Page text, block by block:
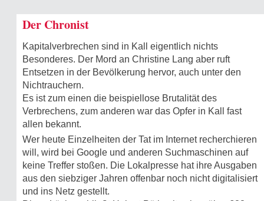
Der Chronist
Kapitalverbrechen sind in Kall eigentlich nichts
Besonderes. Der Mord an Christine Lang aber ruft
Entsetzen in der Bevölkerung hervor, auch unter den
Nichtrauchern.
Es ist zum einen die beispiellose Brutalität des
Verbrechens, zum anderen war das Opfer in Kall fast
allen bekannt.
Wer heute Einzelheiten der Tat im Internet recherchieren
will, wird bei Google und anderen Suchmaschinen auf
keine Treffer stoßen. Die Lokalpresse hat ihre Ausgaben
aus den siebziger Jahren offenbar noch nicht digitalisiert
und ins Netz gestellt.